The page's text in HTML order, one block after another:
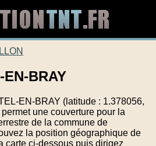
EN-BRAY
EN-BRAY (latitude : 1.378056,
une couverture pour la
de la commune de
la position géographique de
carte ci-dessous puis dirigez